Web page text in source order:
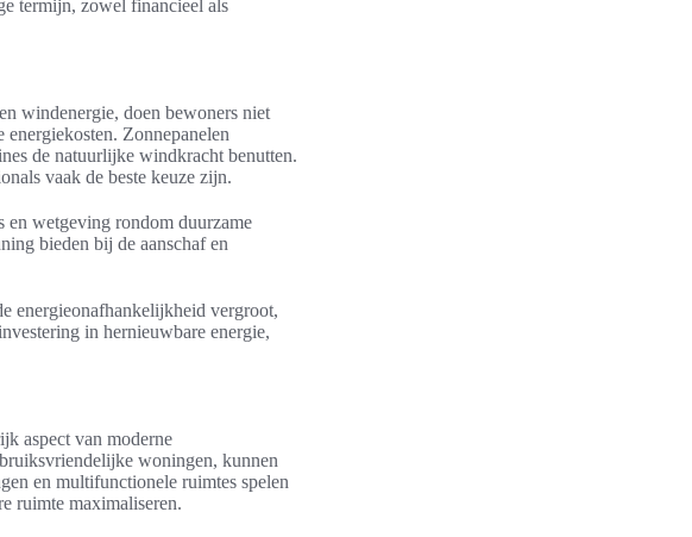
termijn, zowel financieel als
windenergie, doen bewoners niet
Zonnepanelen
de natuurlijke windkracht benutten.
vaak de beste keuze zijn.
en wetgeving rondom duurzame
bieden bij de aanschaf en
energieonafhankelijkheid vergroot,
in hernieuwbare energie,
aspect van moderne
woningen, kunnen
en multifunctionele ruimtes spelen
ruimte maximaliseren.